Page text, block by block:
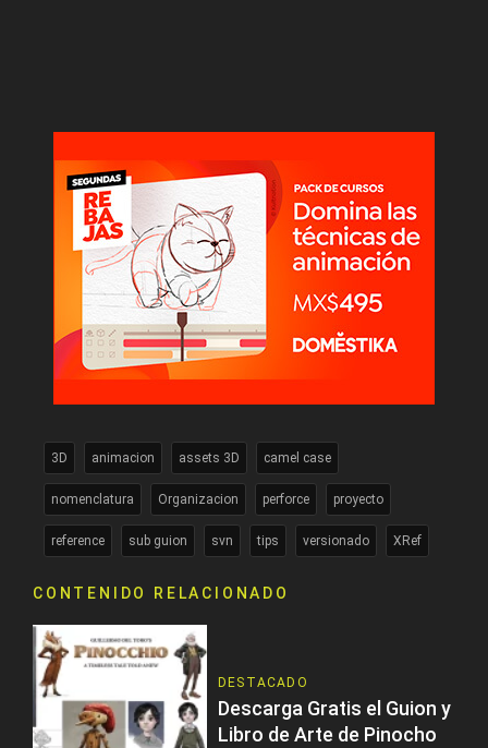
3D animacion assets 3D camel case
nomenclatura Organizacion perforce proyecto
reference sub guion svn tips versionado XRef
CONTENIDO RELACIONADO
DESTACADO
Descarga Gratis el Guion y
Libro de Arte de Pinocho